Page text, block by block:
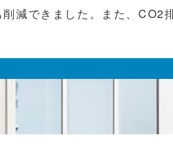
減できました。また、CO2